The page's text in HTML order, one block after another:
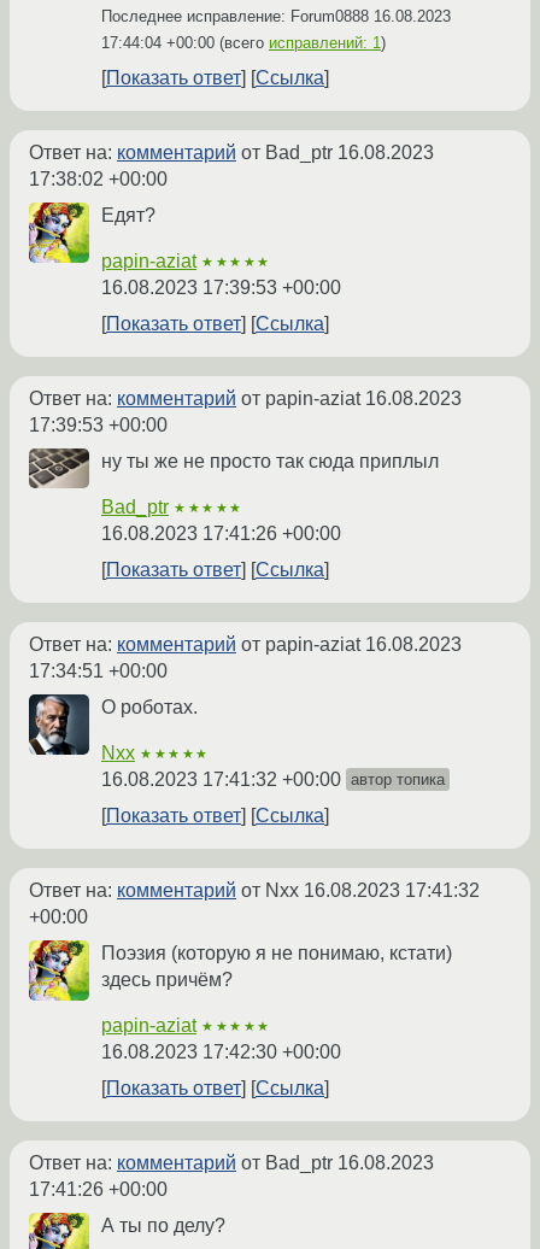
Последнее исправление: Forum0888 16.08.2023
17:44:04 +00:00 (всего исправлений: 1)
Показать ответ Ссылка
Ответ на: комментарий от Bad_ptr 16.08.2023
17:38:02 +00:00
Едят?
papin-aziat ★★★★★
16.08.2023 17:39:53 +00:00
Показать ответ
Ссылка
Ответ на: комментарий от papin-aziat 16.08.2023
17:39:53 +00:00
ну ты же не просто так сюда приплыл
Bad_ptr ★★★★★
16.08.2023 17:41:26 +00:00
Показать ответ
Ссылка
Ответ на: комментарий от papin-aziat 16.08.2023
17:34:51 +00:00
О роботах.
Nxx ★★★★★
16.08.2023 17:41:32 +00:00 автор топика
Показать ответ Ссылка
Ответ на: комментарий от Nxx 16.08.2023 17:41:32
+00:00
Поэзия (которую я не понимаю, кстати)
здесь причём?
papin-aziat ★★★★★
16.08.2023 17:42:30 +00:00
Показать ответ
Ссылка
Ответ на: комментарий от Bad_ptr 16.08.2023
17:41:26 +00:00
А ты по делу?